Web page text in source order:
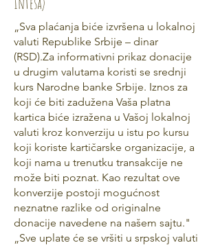
„Sva plaćanja biće izvršena u lokalnoj
valuti Republike Srbije – dinar
(RSD).Za informativni prikaz donacije
u drugim valutama koristi se srednji
kurs Narodne banke Srbije. Iznos za
koji će biti zadužena Vaša platna
kartica biće izražena u Vašoj lokalnoj
valuti kroz konverziju u istu po kursu
koji koriste kartičarske organizacije, a
koji nama u trenutku transakcije ne
može biti poznat. Kao rezultat ove
konverzije postoji mogućnost
neznatne razlike od originalne
donacije navedene na našem sajtu."
„Sve uplate će se vršiti u srpskoj valuti